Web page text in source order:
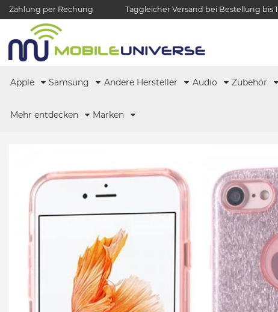
Zahlung per Rechung Taggleicher Versand bei Bestellung bis
Apple Samsung Andere Hersteller Audio Zubehör
Mehr entdecken Marken